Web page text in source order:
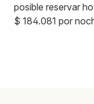
posible reservar
$ 184.081 por